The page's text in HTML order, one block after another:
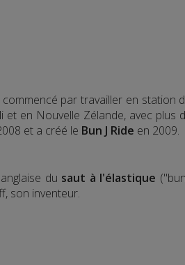
par travailler en station
et en Nouvelle Zélande, avec plus
et a créé le Bun J Ride en 2009.
du saut à l'élastique
son inventeur.